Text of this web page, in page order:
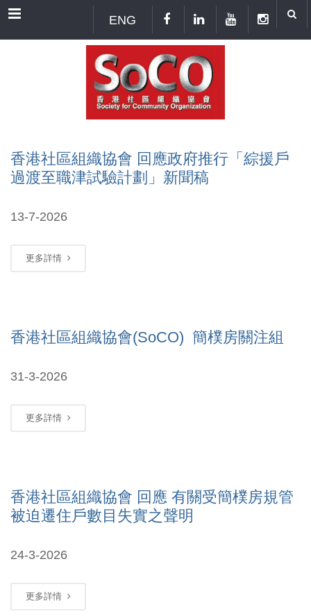
Menu ENG
香港社區組織協會 回應政府推行「綜援戶
過渡至職津試驗計劃」新聞稿
13-7-2026
更多詳情
香港社區組織協會(SoCO) 簡樸房關注組
31-3-2026
更多詳情
香港社區組織協會 回應 有關受簡樸房規管
被迫遷住戶數目失實之聲明
24-3-2026
更多詳情